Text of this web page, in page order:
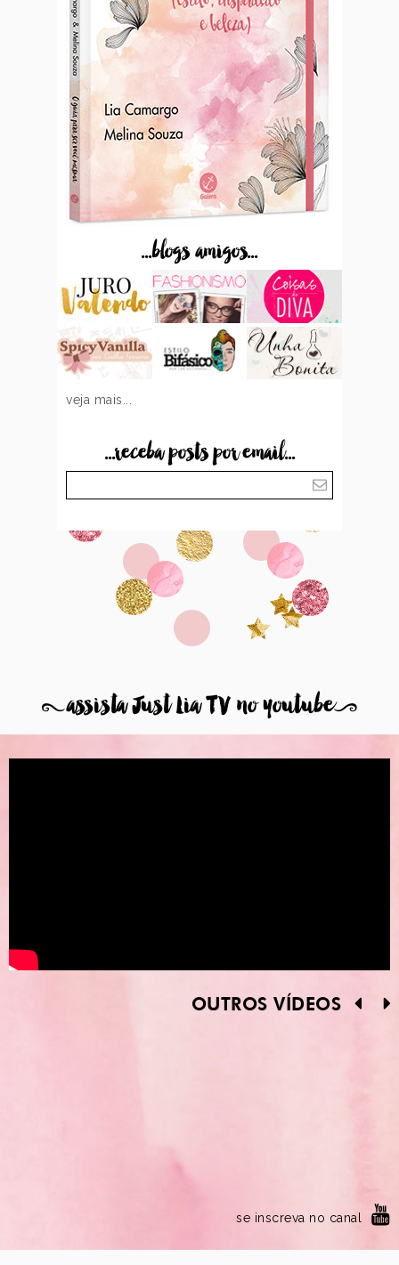
...blogs amigos...
veja mais...
...receba posts por email...
8assista Just Lia TV no youtube9
OUTROS VÍDEOS
se inscreva no canal